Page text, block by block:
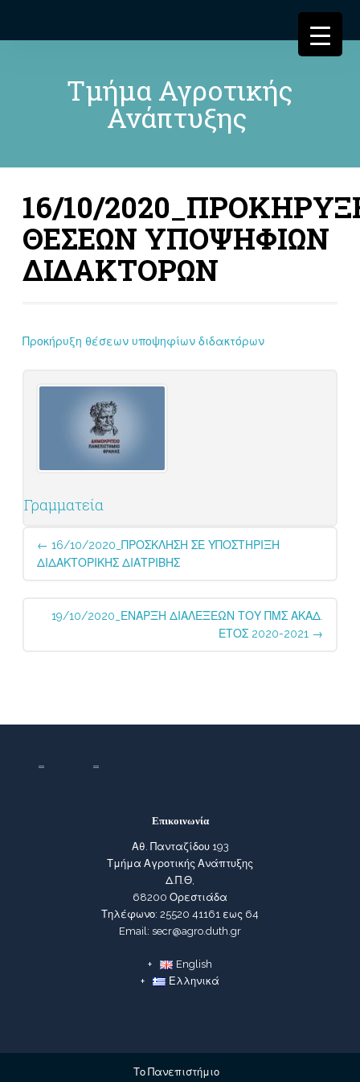
Τμήμα Αγροτικής
Ανάπτυξης
16/10/
ΘΕΣΕΩΝ ΥΠΟΨΗΦΙΩΝ
ΔΙΔΑΚΤΟΡΩΝ
Προκήρυξη θέσεων υποψηφίων διδακτόρων
Γραμματεία
Post
navigation
← 16/10/2020_ΠΡΟΣΚΛΗΣΗ ΣΕ ΥΠΟΣΤΗΡΙΞΗ
ΔΙΔΑΚΤΟΡΙΚΗΣ ΔΙΑΤΡΙΒΗΣ
19/10/2020_ΕΝΑΡΞΗ ΔΙΑΛΕΞΕΩΝ ΤΟΥ ΠΜΣ ΑΚΑΔ.
ΕΤΟΣ 2020-2021 →
Επικοινωνία
Αθ. Πανταζίδου 193
Τμήμα Αγροτικής Ανάπτυξης
Δ.Π.Θ,
68200 Ορεστιάδα
Τηλέφωνο: 25520 41161 εως 64
Email: secr@agro.duth.gr
English
Ελληνικά
Το Πανεπιστήμιο